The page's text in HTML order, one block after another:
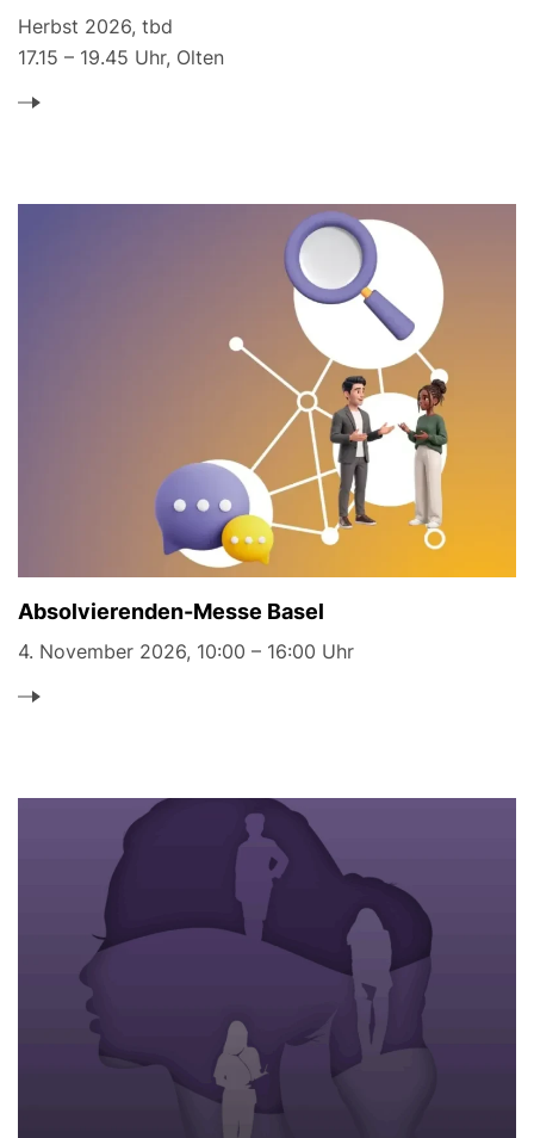
Herbst 2026, tbd
17.15 – 19.45 Uhr, Olten
Absolvierenden-Messe Basel
4. November 2026, 10:00 – 16:00 Uhr